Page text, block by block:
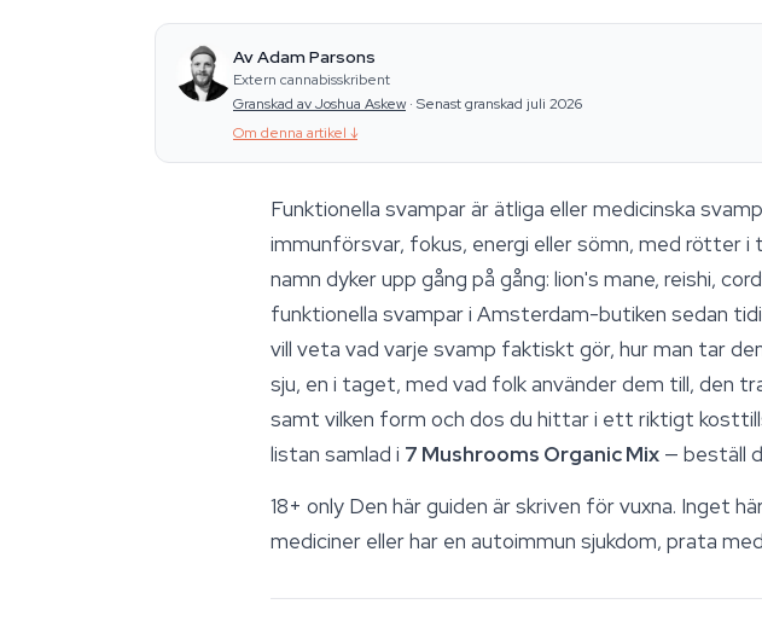
Av Adam Parsons
Extern cannabisskribent
Granskad av Joshua Askew · Senast granskad juli 2026
Om denna artikel ↓
Funktionella svampar är ätliga eller medicinska
immunförsvar, fokus, energi eller sömn, med rötter i
namn dyker upp gång på gång: lion's mane, reishi,
funktionella svampari Amsterdam-butiken sedan
vill veta vad varje svamp faktiskt gör, hur man tar
sju, en i taget, med vad folk använder dem till, den
samt vilken form och dos du hittar i ett riktigt
listan samlad i 7 Mushrooms Organic Mix — beställ
18+ only Den här guiden är skriven för vuxna. Inget
mediciner eller har en autoimmun sjukdom, prata